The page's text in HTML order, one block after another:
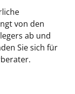
von den
ab und
Sie sich für